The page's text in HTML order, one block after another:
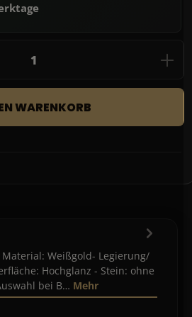
Gib den gewünschten
WARENKORB
Weißgold- Legierung/
Hochglanz - Stein: ohne
bei B… Mehr